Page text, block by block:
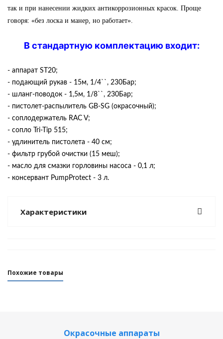
так и при нанесении жидких антикоррозионных красок. Проще
говоря: «без лоска и манер, но работает».
В стандартную комплектацию входит:
- аппарат ST20;
- подающий рукав - 15м, 1/4``, 230Бар;
- шланг-поводок - 1,5м, 1/8``, 230Бар;
- пистолет-распылитель GB-SG (окрасочный);
- соплодержатель RAC V;
- сопло Tri-Tip 515;
- удлинитель пистолета - 40 см;
- фильтр грубой очистки (15 меш);
- масло для смазки горловины насоса - 0,1 л;
- консервант PumpProtect - 3 л.
Характеристики
Похожие товары
Окрасочные аппараты